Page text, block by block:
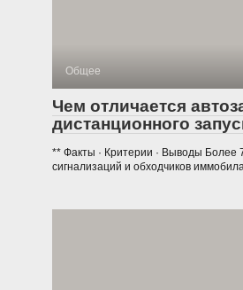
Общее
Чем отличается
дистанционного
** Факты · Критерии · Выводы Более
сигнализаций и обходчиков